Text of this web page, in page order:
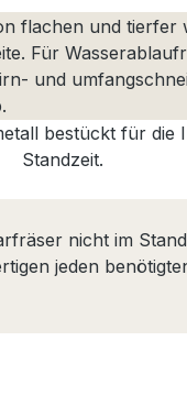
flachen und tierfer
Für
und
bestückt für die
Standzeit.
nicht im
jeden